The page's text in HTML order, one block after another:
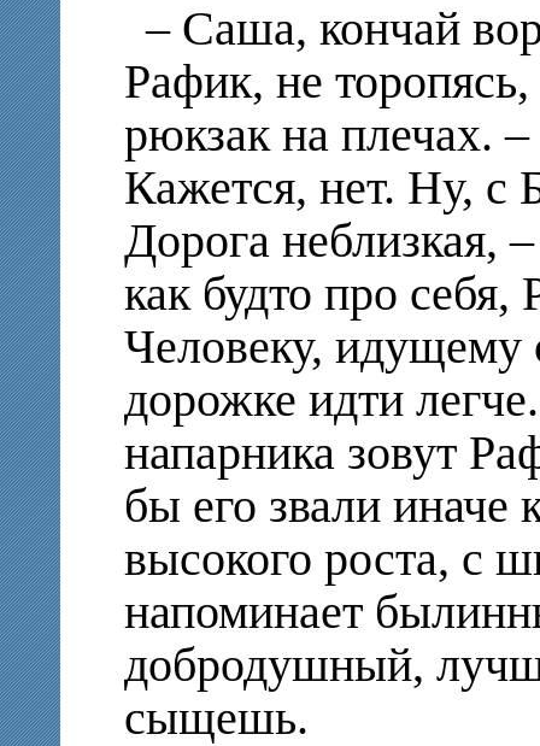
– Саша, кончай
Рафик, не
рюкзак на плечах.
Кажется, нет. Ну, с
Дорога неблизкая,
как будто про
Человеку, идущему
дорожке идти
напарника зовут
бы его звали иначе
высокого роста, с
напоминает
добродушный,
сыщешь.